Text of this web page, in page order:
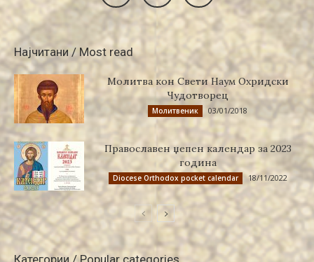
Најчитани / Most read
Молитва кон Свети Наум Охридски
Чудотворец
Молитвеник 03/01/2018
Православен џепен календар за 2023
година
Diocese Orthodox pocket calendar 18/11/2022
Категории / Popular categories